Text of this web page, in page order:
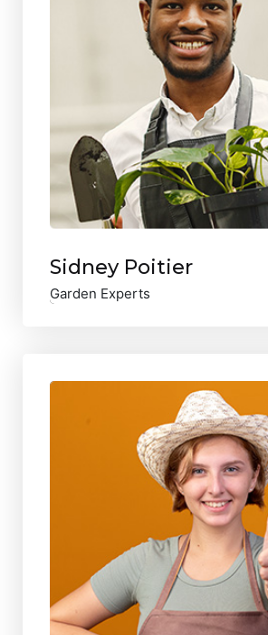
Sidney Poitier
Garden Experts